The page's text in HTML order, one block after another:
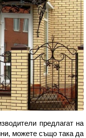
предлагат на
можете също така да